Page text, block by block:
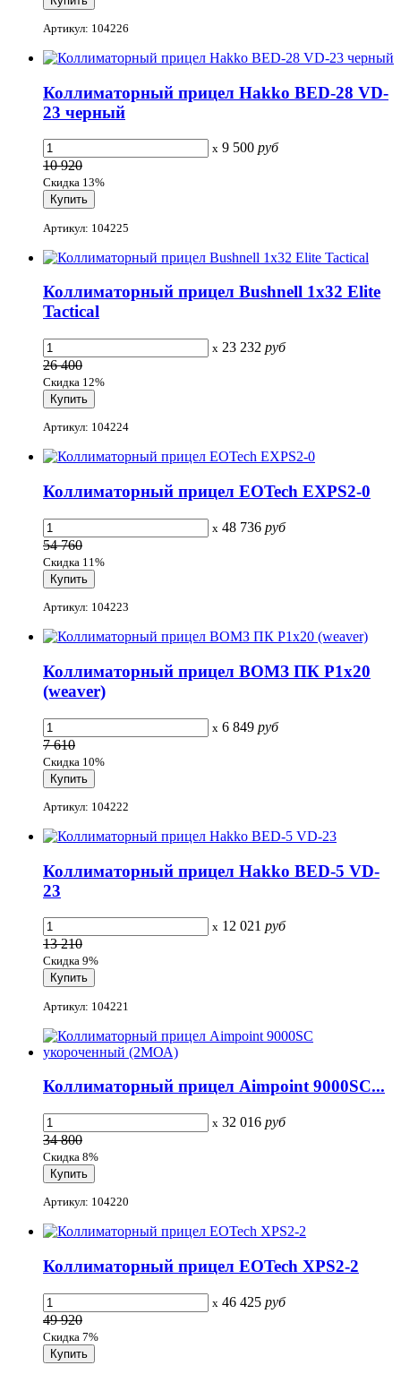
Артикул: 104226
Коллиматорный прицел Hakko BED-28 VD-
23 черный
x 9 500 руб
10 920
Скидка 13%
Артикул: 104225
Коллиматорный прицел Bushnell 1x32 Elite
Tactical
x 23 232 руб
26 400
Скидка 12%
Артикул: 104224
Коллиматорный прицел EOTech EXPS2-0
x 48 736 руб
54 760
Скидка 11%
Артикул: 104223
Коллиматорный прицел ВОМЗ ПК Р1х20
(weaver)
x 6 849 руб
7 610
Скидка 10%
Артикул: 104222
Коллиматорный прицел Hakko BED-5 VD-
23
x 12 021 руб
13 210
Скидка 9%
Артикул: 104221
Коллиматорный прицел Aimpoint 9000SC...
x 32 016 руб
34 800
Скидка 8%
Артикул: 104220
Коллиматорный прицел EOTech XPS2-2
x 46 425 руб
49 920
Скидка 7%